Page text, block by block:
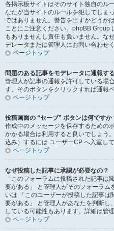
各掲示板サイトはそのサイト独自のル
なたが当サイトのルールを犯してしま
ではありません。警告を出すかどうか
ことにご注意ください。phpBB Group
もありませんし責任も負いません。な
デレータまたは管理人にお問い合わせく
ページトップ
問題のある記事をモデレータに通報す
管理人が記事の通報を許可している場
す。そのボタンをクリックすれば通報
ページトップ
投稿画面の “セーブ” ボタンは何ですか
作成中のメッセージを保存するための
かかる場合は利用すると良いでしょう
込み）するには ユーザーCP へ入室して
ページトップ
なぜ投稿した記事に承認が必要なの？
「このフォーラムに投稿された記事
要がある」 と管理人がそのフォーラム
いは 「このユーザーが投稿した記事
要がある」 と管理人があなたを判断
している可能性もあります。詳細は管
ページトップ